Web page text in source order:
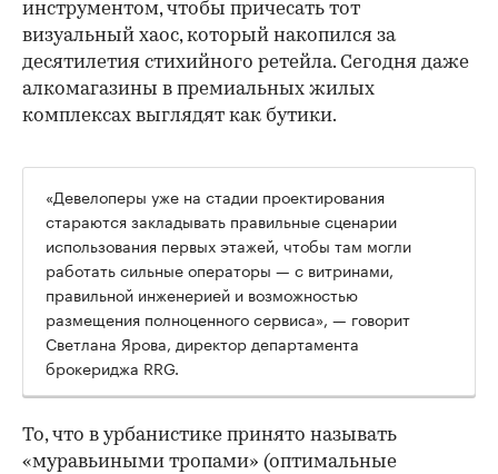
инструментом, чтобы причесать тот
визуальный хаос, который накопился за
десятилетия стихийного ретейла. Сегодня даже
алкомагазины в премиальных жилых
комплексах выглядят как бутики.
00:00
«Девелоперы уже на стадии проектирования
стараются закладывать правильные сценарии
использования первых этажей, чтобы там могли
работать сильные операторы — с витринами,
правильной инженерией и возможностью
размещения полноценного сервиса», — говорит
Светлана Ярова, директор департамента
брокериджа RRG.
То, что в урбанистике принято называть
«муравьиными тропами» (оптимальные